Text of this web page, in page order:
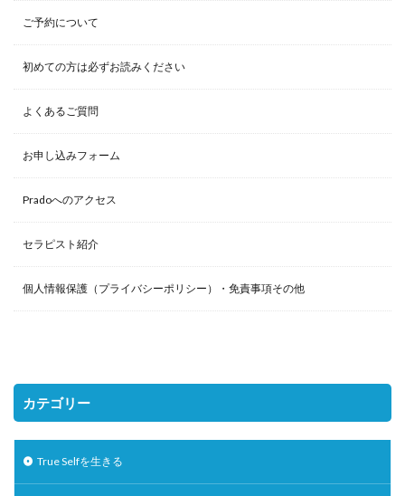
ご予約について
初めての方は必ずお読みください
よくあるご質問
お申し込みフォーム
Pradoへのアクセス
セラピスト紹介
個人情報保護（プライバシーポリシー）・免責事項その他
カテゴリー
True Selfを生きる